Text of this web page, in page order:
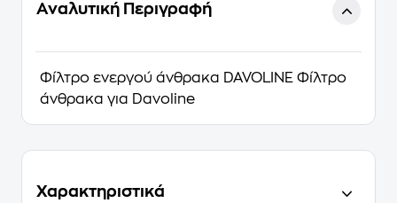
Αναλυτική Περιγραφή
Φίλτρο ενεργού άνθρακα DAVOLINE Φίλτρο
άνθρακα για Davoline
Χαρακτηριστικά